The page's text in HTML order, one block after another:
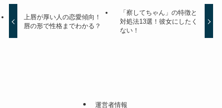
上唇が厚い人の恋愛傾向！
唇の形で性格までわかる？
「察してちゃん」の特徴と
対処法13選！彼女にしたく
ない！
運営者情報